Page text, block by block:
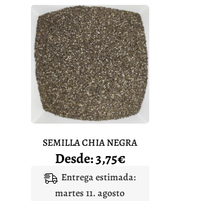
variantes.
Las
opciones
se
pueden
elegir
en
la
de
SEMILLA CHIA NEGRA
Desde:3,75€
Entrega estimada:
martes 11. agosto